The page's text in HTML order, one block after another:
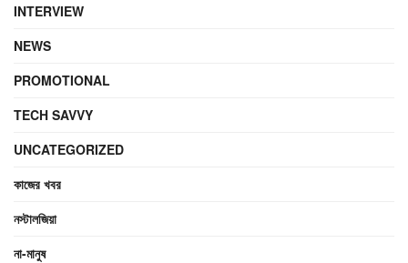
INTERVIEW
NEWS
PROMOTIONAL
TECH SAVVY
UNCATEGORIZED
কাজের খবর
নস্টালজিয়া
না-মানুষ